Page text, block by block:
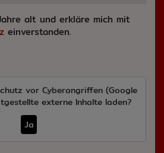
alt und erkläre mich mit
einverstanden.
vor Cyberangriffen (Google
externe Inhalte laden?
Ja